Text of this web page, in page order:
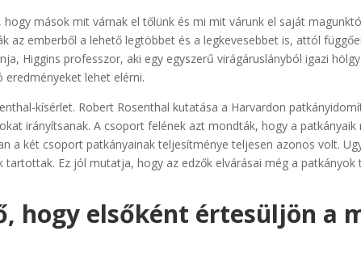
mások mit várnak el tőlünk és mi mit várunk el saját
az emberből a lehető legtöbbet és a legkevesebbet is, attól
Higgins professzor, aki egy egyszerű virágáruslányból igazi
eredményeket lehet elérni.
kísérlet. Robert Rosenthal kutatása a Harvardon
irányítsanak. A csoport felének azt mondták, hogy a patkányaik
a két csoport patkányainak teljesítménye teljesen azonos volt.
Ez jól mutatja, hogy az edzők elvárásai még a
hogy elsőként értesüljön a